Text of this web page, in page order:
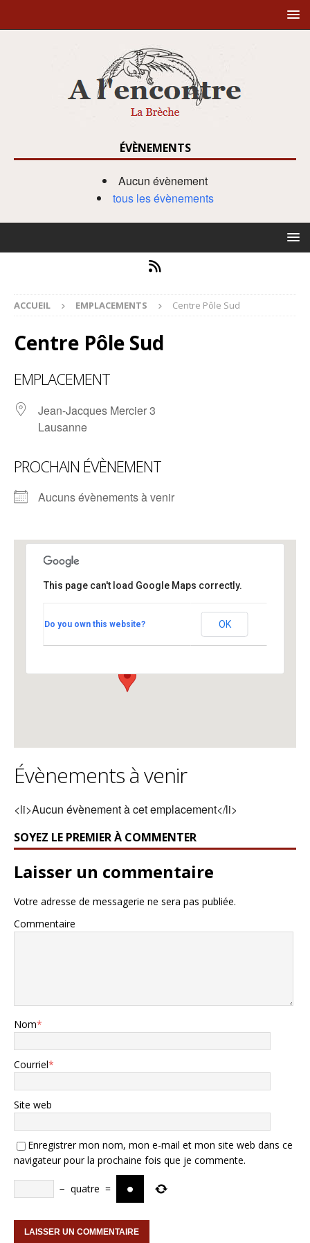
ÉVÈNEMENTS
Aucun évènement
tous les évènements
ACCUEIL EMPLACEMENTS Centre Pôle Sud
Centre Pôle Sud
EMPLACEMENT
Jean-Jacques Mercier 3
Lausanne
PROCHAIN ÉVÈNEMENT
Aucuns évènements à venir
Voir Évènements
This page can't load Google Maps correctly.
Do you own this website? OK
Évènements à venir
<li>Aucun évènement à cet emplacement</li>
SOYEZ LE PREMIER À COMMENTER
Laisser un commentaire
Votre adresse de messagerie ne sera pas publiée.
Commentaire
Nom*
Courriel*
Site web
Enregistrer mon nom, mon e-mail et mon site web dans ce
navigateur pour la prochaine fois que je commente.
− quatre =